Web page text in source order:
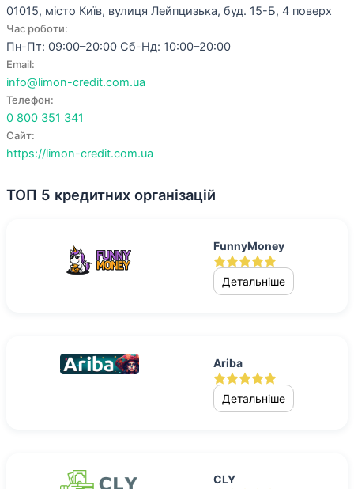
01015, місто Київ, вулиця Лейпцизька, буд. 15-Б, 4 поверх
Час роботи:
Пн-Пт: 09:00–20:00 Сб-Нд: 10:00–20:00
Email:
info@limon-credit.com.ua
Телефон:
0 800 351 341
Сайт:
https://limon-credit.com.ua
ТОП 5 кредитних організацій
FunnyMoney
Детальніше
Ariba
Детальніше
CLY